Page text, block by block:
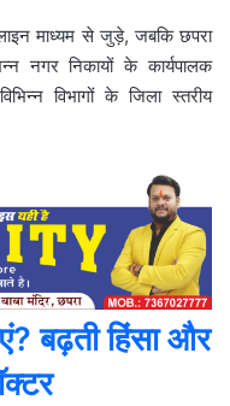
माध्यम से जुड़े, जबकि छपरा
नगर निकायों के कार्यपालक
विभागों के जिला स्तरीय
बढ़ती हिंसा और